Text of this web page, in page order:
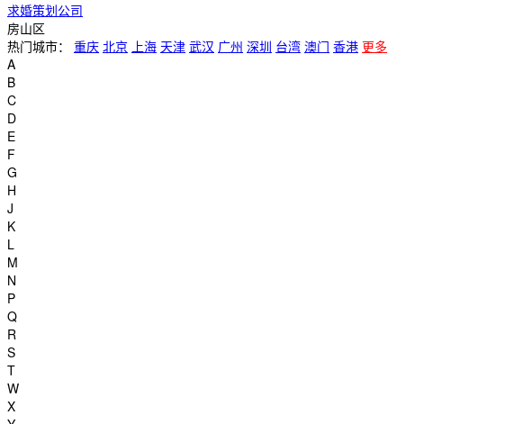
求婚策划公司
房山区
热门城市：
重庆 北京 上海 天津 武汉 广州 深圳 台湾 澳门 香港 更多
A
B
C
D
E
F
G
H
J
K
L
M
N
P
Q
R
S
T
W
X